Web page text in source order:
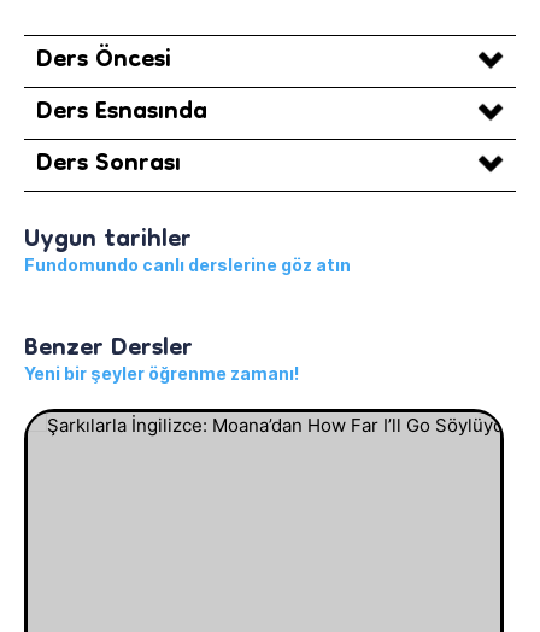
Ders Öncesi
Ders Esnasında
Ders Sonrası
Uygun tarihler
Fundomundo canlı derslerine göz atın
Benzer Dersler
Yeni bir şeyler öğrenme zamanı!